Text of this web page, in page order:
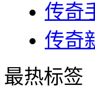
传奇
传奇
最热标签